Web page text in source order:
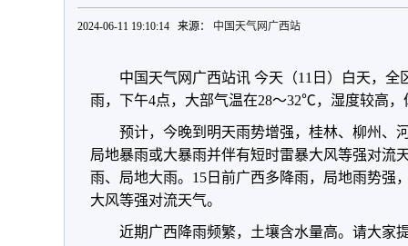
2024-06-11 19:10:14 来源： 中国天气网广西站
中国天气网广西站讯 今天（11日）白天，
雨，下午4点，大部气温在28～32℃，湿度较高，
预计，今晚到明天雨势增强， 桂林、柳州、
局地暴雨或大暴雨并伴有短时雷暴大风等强对流
雨、局地大雨。 15日前广西多降雨，局地雨势强
大风等强对流天气。
近期广西降雨频繁，土壤含水量高。请大家